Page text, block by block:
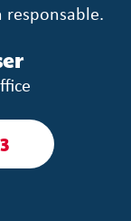
responsable.